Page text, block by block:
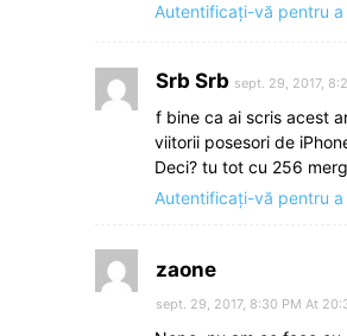
Autentificați-vă pentru a
Srb Srb sept. 29, 2017,
f bine ca ai scris acest
viitorii posesori de
Deci? tu tot cu 256
Autentificați-vă pentru a
zaone
sept. 29, 2017, 8:30 PM At